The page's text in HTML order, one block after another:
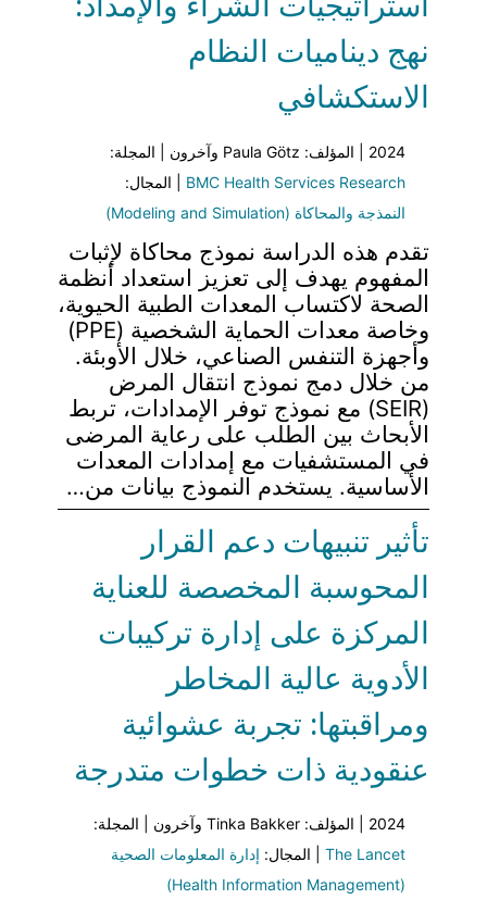
نهج ديناميات النظام
الاستكشافي
2024 | المؤلف: Paula Götz وآخرون | المجلة:
BMC Health Services Research | المجال:
النمذجة والمحاكاة (Modeling and Simulation)
تقدم هذه الدراسة نموذج محاكاة لإثبات
المفهوم يهدف إلى تعزيز استعداد أنظمة
الصحة لاكتساب المعدات الطبية الحيوية،
وخاصة معدات الحماية الشخصية (PPE)
وأجهزة التنفس الصناعي، خلال الأوبئة.
من خلال دمج نموذج انتقال المرض
(SEIR) مع نموذج توفر الإمدادات، تربط
الأبحاث بين الطلب على رعاية المرضى
في المستشفيات مع إمدادات المعدات
الأساسية. يستخدم النموذج بيانات من…
تأثير تنبيهات دعم القرار
المحوسبة المخصصة للعناية
المركزة على إدارة تركيبات
الأدوية عالية المخاطر
ومراقبتها: تجربة عشوائية
عنقودية ذات خطوات متدرجة
2024 | المؤلف: Tinka Bakker وآخرون | المجلة:
The Lancet | المجال: إدارة المعلومات الصحية
(Health Information Management)